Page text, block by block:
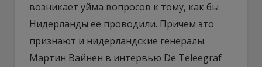
возникает уйма вопросов к тому, как бы
Нидерланды ее проводили. Причем это
признают и нидерландские генералы.
Мартин Вайнен в интервью De Teleegraf